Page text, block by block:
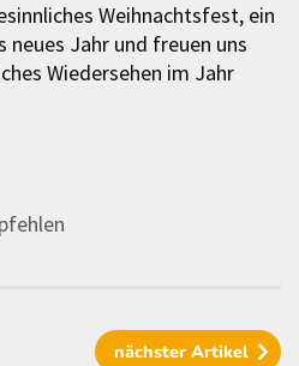
Weihnachtsfest, ein
neues Jahr und freuen uns
Wiedersehen im Jahr
nächster Artikel